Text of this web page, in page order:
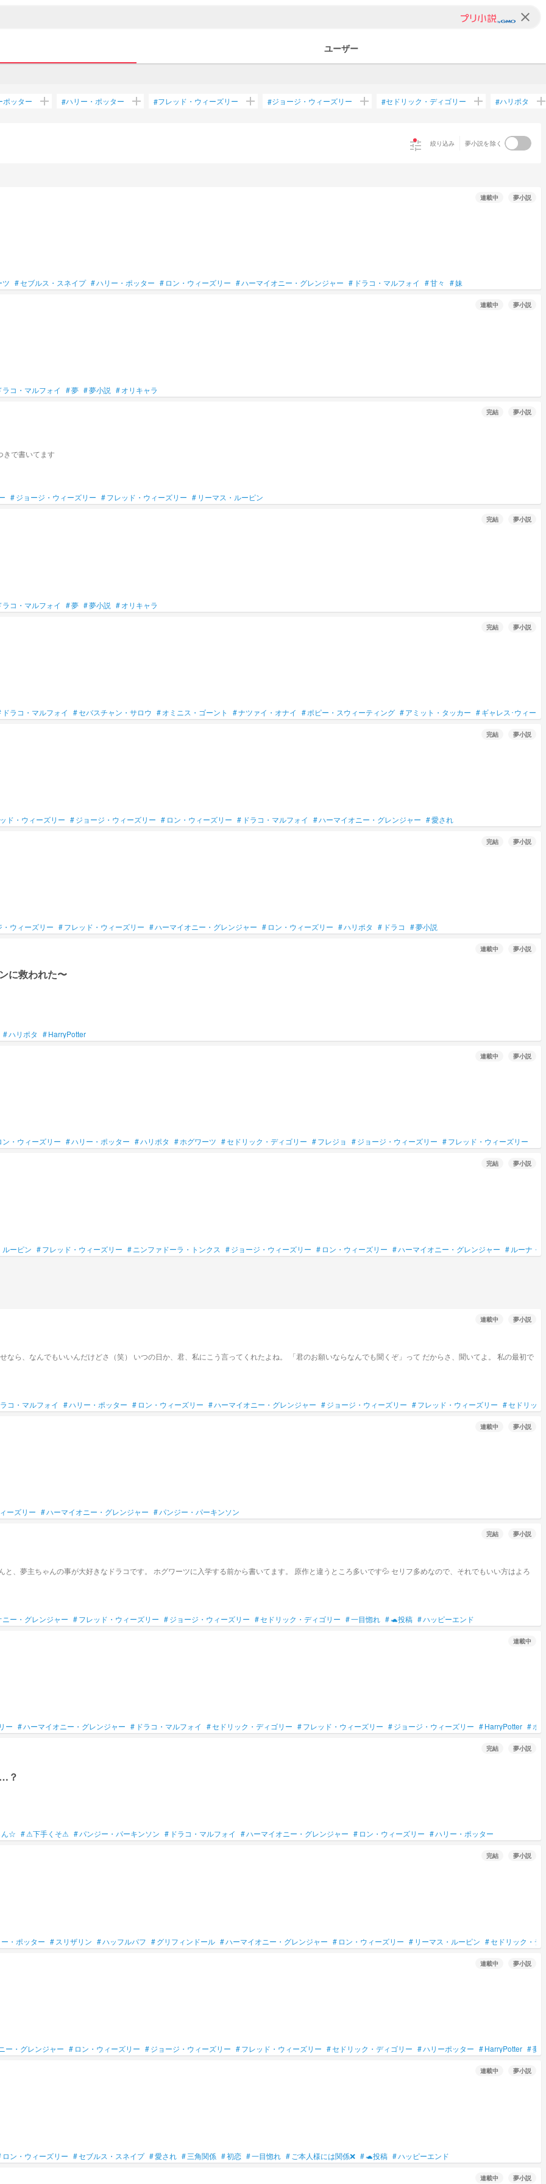
clear
ユーザー
ポッター add #ハリー・ポッター add #フレッド・ウィーズリー add #ジョージ・ウィーズリー add #セドリック・ディゴリー add #ハリポタ
tune 絞り込み 夢小説を除く
連載中 夢小説
ツ #セブルス・スネイプ #ハリー・ポッター # ロン・ウィーズリー #ハーマイオニー・グレンジャー # ドラコ・マルフォイ #甘々 #妹
連載中 夢小説
ラコ・マルフォイ #夢 #夢小説 #オリキャラ
完結 夢小説
きで書いてます
#ジョージ・ウィーズリー #フレッド・ウィーズリー # リーマス・ルーピン
完結 夢小説
ラコ・マルフォイ #夢 #夢小説 #オリキャラ
完結 夢小説
ドラコ・マルフォイ #セバスチャン・サロウ #オミニス・ゴーント #ナツァイ・オナイ #ポピー・スウィーティング #アミット・タッカー #ギャレス･ウィーズ
完結 夢小説
ド・ウィーズリー #ジョージ・ウィーズリー # ロン・ウィーズリー # ドラコ・マルフォイ #ハーマイオニー・グレンジャー #愛され
完結 夢小説
・ウィーズリー #フレッド・ウィーズリー #ハーマイオニー・グレンジャー # ロン・ウィーズリー #ハリポタ # ドラコ #夢小説
連載中 夢小説
に救われた〜
#ハリポタ #HarryPotter
連載中 夢小説
ン・ウィーズリー #ハリー・ポッター #ハリポタ #ホグワーツ #セドリック・ディゴリー #フレジョ #ジョージ・ウィーズリー #フレッド・ウィーズリー
完結 夢小説
ーピン #フレッド・ウィーズリー # ニンファドーラ・トンクス #ジョージ・ウィーズリー # ロン・ウィーズリー #ハーマイオニー・グレンジャー # ルーナ・
連載中 夢小説
ね。 「君のお願いならなんでも聞くぞ」って だからさ、聞いてよ。 私の最初で
コ・マルフォイ #ハリー・ポッター # ロン・ウィーズリー #ハーマイオニー・グレンジャー #ジョージ・ウィーズリー #フレッド・ウィーズリー #セドリッ
連載中 夢小説
ーズリー #ハーマイオニー・グレンジャー #パンジー・パーキンソン
完結 夢小説
、夢主ちゃんの事が大好きなドラコです。 ホグワーツに入学する前から書いてます。 原作と違うところ多いです💦 セリフ多めなので、それでもいい方はよろ
ー・グレンジャー #フレッド・ウィーズリー #ジョージ・ウィーズリー #セドリック・ディゴリー #一目惚れ #🐢投稿 #ハッピーエンド
連載中
ー #ハーマイオニー・グレンジャー # ドラコ・マルフォイ #セドリック・ディゴリー #フレッド・ウィーズリー #ジョージ・ウィーズリー #HarryPotter #ホ
完結 夢小説
？
ん☆ #⚠下手くそ⚠ #パンジー・パーキンソン # ドラコ・マルフォイ #ハーマイオニー・グレンジャー # ロン・ウィーズリー #ハリー・ポッター
完結 夢小説
・ポッター # スリザリン #ハッフルパフ #グリフィンドール #ハーマイオニー・グレンジャー # ロン・ウィーズリー # リーマス・ルーピン #セドリック・デ
連載中 夢小説
ー・グレンジャー # ロン・ウィーズリー #ジョージ・ウィーズリー #フレッド・ウィーズリー #セドリック・ディゴリー #ハリーポッター #HarryPotter #夢
連載中 夢小説
ロン・ウィーズリー #セブルス・スネイプ #愛され #三角関係 #初恋 #一目惚れ # ご本人様には関係❌ #🐢投稿 #ハッピーエンド
連載中 夢小説